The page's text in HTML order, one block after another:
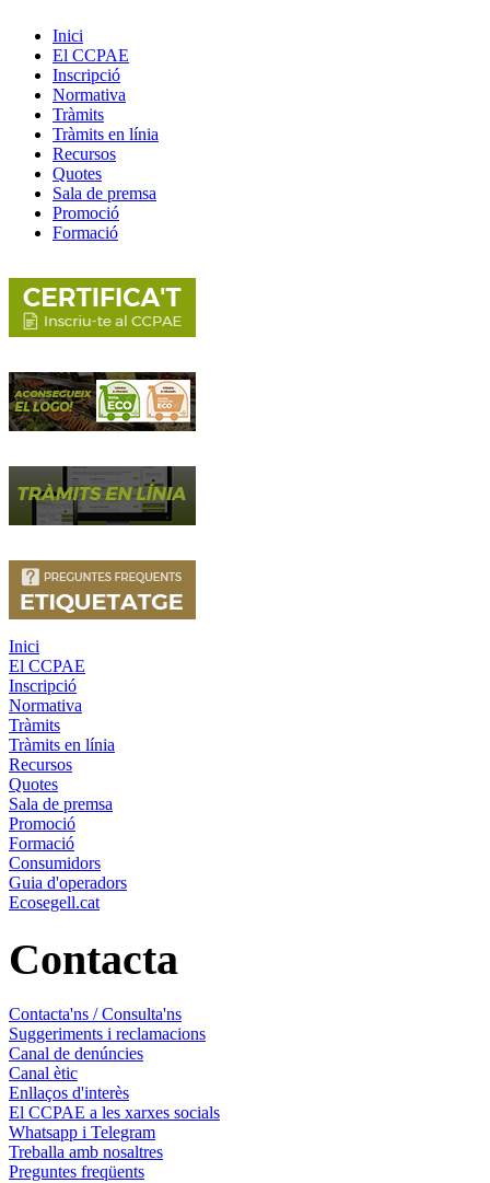
Inici
El CCPAE
Inscripció
Normativa
Tràmits
Tràmits en línia
Recursos
Quotes
Sala de premsa
Promoció
Formació
Inici
El CCPAE
Inscripció
Normativa
Tràmits
Tràmits en línia
Recursos
Quotes
Sala de premsa
Promoció
Formació
Consumidors
Guia d'operadors
Ecosegell.cat
Contacta
Contacta'ns / Consulta'ns
Suggeriments i reclamacions
Canal de denúncies
Canal ètic
Enllaços d'interès
El CCPAE a les xarxes socials
Whatsapp i Telegram
Treballa amb nosaltres
Preguntes freqüents